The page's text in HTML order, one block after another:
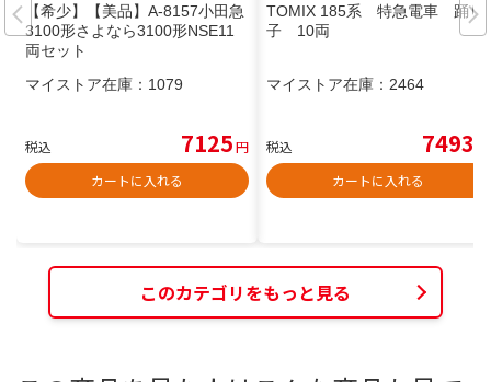
【希少】【美品】A-8157小田急
3100形さよなら3100形NSE11
両セット
マイストア在庫： 1079
税込 7125円
カートに入れる
TOMIX 185系 特急電車 踊り
子 10両
マイストア在庫： 2464
税込 7493
カートに入れる
このカテゴリをもっと見る